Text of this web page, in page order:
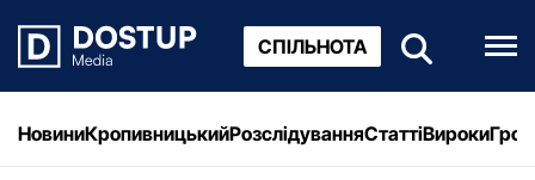
СПІЛЬНОТА
НовиниКропивницькийРозслідуванняСтаттіВироки